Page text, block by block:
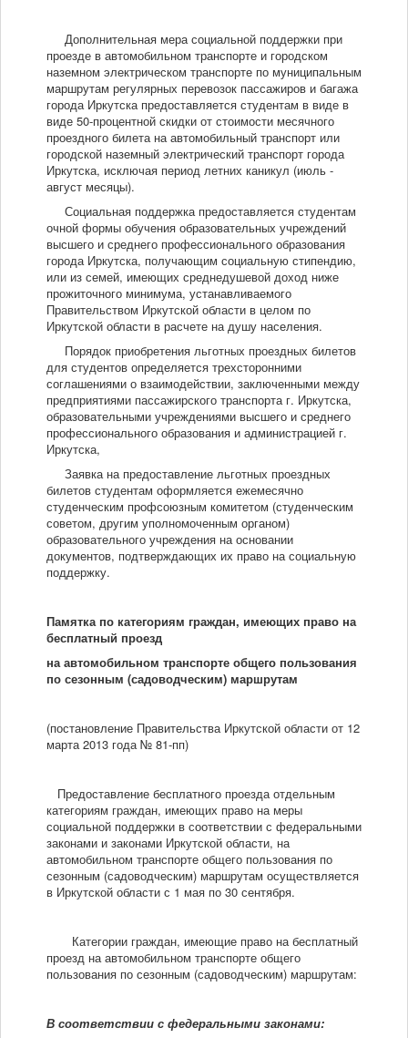
Дополнительная мера социальной поддержки при
проезде в автомобильном транспорте и городском
наземном электрическом транспорте по муниципальным
маршрутам регулярных перевозок пассажиров и багажа
города Иркутска предоставляется студентам в виде в
виде 50-процентной скидки от стоимости месячного
проездного билета на автомобильный транспорт или
городской наземный электрический транспорт города
Иркутска, исключая период летних каникул (июль -
август месяцы).
Социальная поддержка предоставляется студентам
очной формы обучения образовательных учреждений
высшего и среднего профессионального образования
города Иркутска, получающим социальную стипендию,
или из семей, имеющих среднедушевой доход ниже
прожиточного минимума, устанавливаемого
Правительством Иркутской области в целом по
Иркутской области в расчете на душу населения.
Порядок приобретения льготных проездных билетов
для студентов определяется трехсторонними
соглашениями о взаимодействии, заключенными между
предприятиями пассажирского транспорта г. Иркутска,
образовательными учреждениями высшего и среднего
профессионального образования и администрацией г.
Иркутска,
Заявка на предоставление льготных проездных
билетов студентам оформляется ежемесячно
студенческим профсоюзным комитетом (студенческим
советом, другим уполномоченным органом)
образовательного учреждения на основании
документов, подтверждающих их право на социальную
поддержку.
Памятка по категориям граждан, имеющих право на
бесплатный проезд
на автомобильном транспорте общего пользования
по сезонным (садоводческим) маршрутам
(постановление Правительства Иркутской области от 12
марта 2013 года № 81-пп)
Предоставление бесплатного проезда отдельным
категориям граждан, имеющих право на меры
социальной поддержки в соответствии с федеральными
законами и законами Иркутской области, на
автомобильном транспорте общего пользования по
сезонным (садоводческим) маршрутам осуществляется
в Иркутской области с 1 мая по 30 сентября.
Категории граждан, имеющие право на бесплатный
проезд на автомобильном транспорте общего
пользования по сезонным (садоводческим) маршрутам:
В соответствии с федеральными законами: